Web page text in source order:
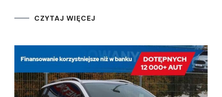
CZYTAJ WIĘCEJ